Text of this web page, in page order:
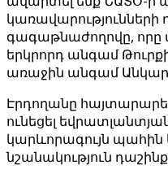
կառավարությունների
գագաթնաժողովը, որը
երկրորդ անգամ
առաջին անգամ
Էրդողանը
ունեցել
կարևորագույն
նշանակություն